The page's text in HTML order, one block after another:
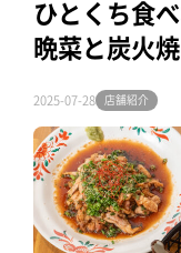
ひとくち食
晩菜と炭火
2025-07-28 店舗紹介